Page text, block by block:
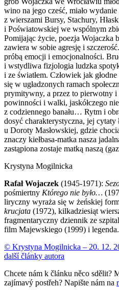
wino na jego cześć, miało
z wierszami Bursy, Stachury,
i Poświatowskiej we wspólnym
Pomijając życie, poezja Wojaczka
zawiera w sobie agresję i
próbą emocji i emocjonalności.
i wstydliwa fizjologia ludzka
i ze światłem. Człowiek jak
się w ugładzonych ramach
prymitywny, a przez to pierwotny i
powinności i walki, jaskółczego
z codziennego banału… Rytm i
dosyć charakterystyczna, jej cytaty
u Doroty Masłowskiej, gdzie
znaczy kiełbasa-matka nasza
zastąpiona zostaje matką naszą
Krystyna Mogilnicka
Rafał Wojaczek (1945-1971):
pośmiertny Którego nie było…
liryczny wyraża się w żeńskiej
krucjata (1972), kilkadziesiąt
fragmentaryczny dziennik ze
film Majewskiego (1999) i legenda.
© Krystyna Mogilnicka – 20. 12.
další články autora
Chcete nám k článku něco sdělit?
zajímavý postřeh? Napište nám na